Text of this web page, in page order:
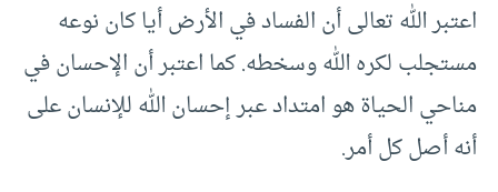
اعتبر الله تعالى أن الفساد في الأرض أيا كان نوعه
مستجلب لكره الله وسخطه. كما اعتبر أن الإحسان في
مناحي الحياة هو امتداد عبر إحسان الله للإنسان على
أنه أصل كل أمر.